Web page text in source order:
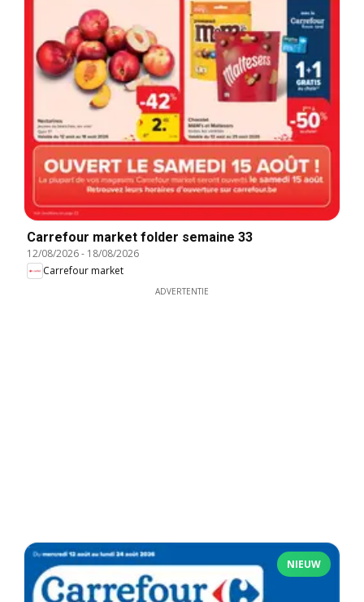
Carrefour market folder semaine 33
12/08/2026- 18/08/2026
Carrefour market
ADVERTENTIE
NIEUW